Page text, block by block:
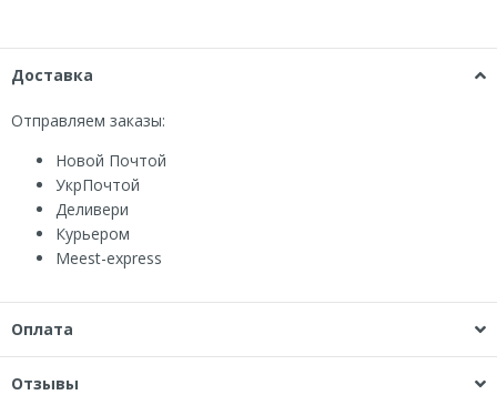
Доставка
Отправляем заказы:
Новой Почтой
УкрПочтой
Деливери
Курьером
Мeest-express
Оплата
Отзывы